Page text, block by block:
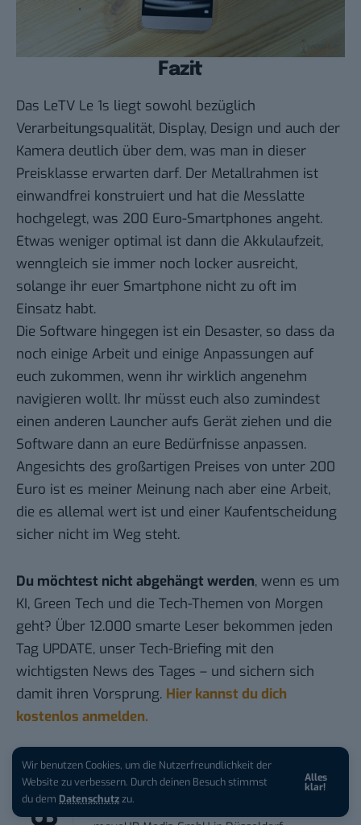
Wir benutzen Cookies, um die Nutzerfreundlichkeit der
Website zu verbessern. Durch deinen Besuch stimmst
du dem Datenschutzzu.
Alles
klar!
Fazit
Das LeTV Le 1s liegt sowohl bezüglich
Verarbeitungsqualität, Display, Design und auch der
Kamera deutlich über dem, was man in dieser
Preisklasse erwarten darf. Der Metallrahmen ist
einwandfrei konstruiert und hat die Messlatte
hochgelegt, was 200 Euro-Smartphones angeht.
Etwas weniger optimal ist dann die Akkulaufzeit,
wenngleich sie immer noch locker ausreicht,
solange ihr euer Smartphone nicht zu oft im
Einsatz habt.
Die Software hingegen ist ein Desaster, so dass da
noch einige Arbeit und einige Anpassungen auf
euch zukommen, wenn ihr wirklich angenehm
navigieren wollt. Ihr müsst euch also zumindest
einen anderen Launcher aufs Gerät ziehen und die
Software dann an eure Bedürfnisse anpassen.
Angesichts des großartigen Preises von unter 200
Euro ist es meiner Meinung nach aber eine Arbeit,
die es allemal wert ist und einer Kaufentscheidung
sicher nicht im Weg steht.
Du möchtest nicht abgehängt werden, wenn es um
KI, Green Tech und die Tech-Themen von Morgen
geht? Über 12.000 smarte Leser bekommen jeden
Tag UPDATE, unser Tech-Briefing mit den
wichtigsten News des Tages – und sichern sich
damit ihren Vorsprung. Hier kannst du dich
kostenlos anmelden.
STELLENANZEIGEN
Social Media Content Creator (m/w/d)